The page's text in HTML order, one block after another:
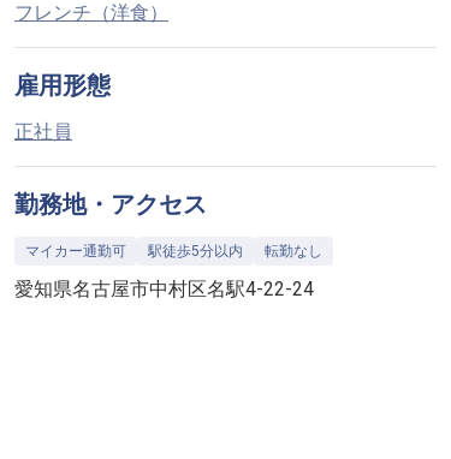
フレンチ（洋食）
雇用形態
正社員
勤務地・アクセス
マイカー通勤可 駅徒歩5分以内 転勤なし
愛知県名古屋市中村区名駅4-22-24